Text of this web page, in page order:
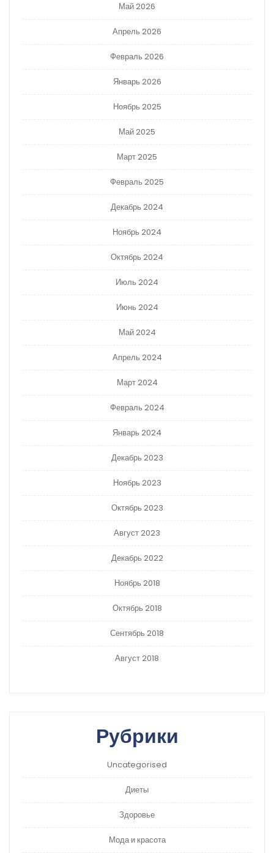
Май 2026
Апрель 2026
Февраль 2026
Январь 2026
Ноябрь 2025
Май 2025
Март 2025
Февраль 2025
Декабрь 2024
Ноябрь 2024
Октябрь 2024
Июль 2024
Июнь 2024
Май 2024
Апрель 2024
Март 2024
Февраль 2024
Январь 2024
Декабрь 2023
Ноябрь 2023
Октябрь 2023
Август 2023
Декабрь 2022
Ноябрь 2018
Октябрь 2018
Сентябрь 2018
Август 2018
Рубрики
Uncategorised
Диеты
Здоровье
Мода и красота